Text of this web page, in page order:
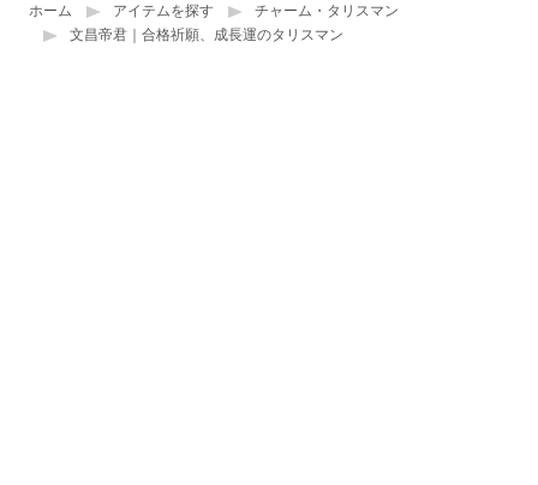
ホーム アイテムを探す
チャーム・タリスマン
文昌帝君｜合格祈願、成長運のタリスマン